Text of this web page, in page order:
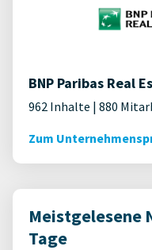
BNP Paribas Real
962 Inhalte | 880
Zum
Meistgelesene
Tage